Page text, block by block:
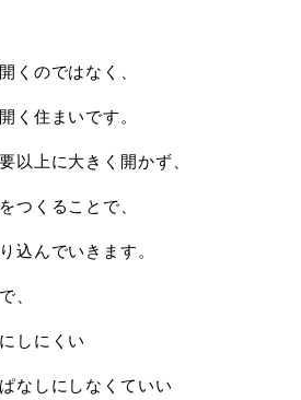
くのではなく、
く住まいです。
以上に大きく開かず、
つくることで、
込んでいきます。
、
しにくい
なしにしなくていい